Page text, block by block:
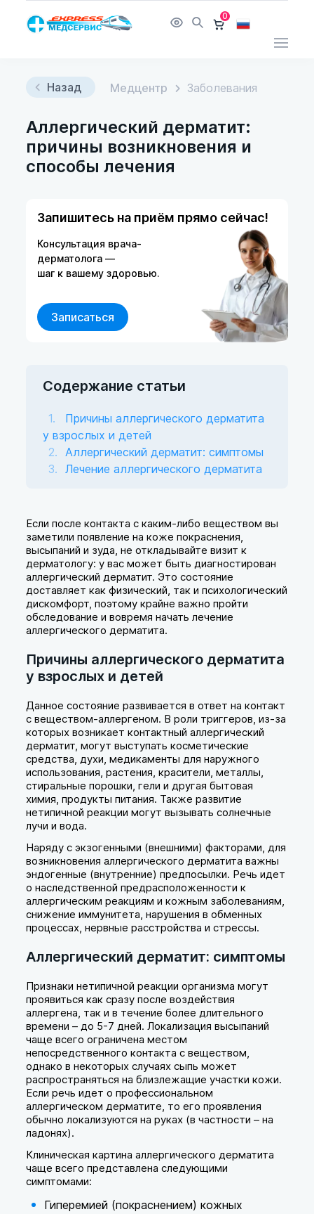
0
Назад Медцентр Заболевания
Аллергический дерматит:
причины возникновения и
способы лечения
Запишитесь на приём прямо сейчас!
Консультация врача-
дерматолога —
шаг к вашему здоровью.
Записаться
Содержание статьи
Причины аллергического дерматита
у взрослых и детей
Аллергический дерматит: симптомы
Лечение аллергического дерматита
Если после контакта с каким-либо веществом вы
заметили появление на коже покраснения,
высыпаний и зуда, не откладывайте визит к
дерматологу: у вас может быть диагностирован
аллергический дерматит. Это состояние
доставляет как физический, так и психологический
дискомфорт, поэтому крайне важно пройти
обследование и вовремя начать лечение
аллергического дерматита.
Причины аллергического дерматита
у взрослых и детей
Данное состояние развивается в ответ на контакт
с веществом-аллергеном. В роли триггеров, из-за
которых возникает контактный аллергический
дерматит, могут выступать косметические
средства, духи, медикаменты для наружного
использования, растения, красители, металлы,
стиральные порошки, гели и другая бытовая
химия, продукты питания. Также развитие
нетипичной реакции могут вызывать солнечные
лучи и вода.
Наряду с экзогенными (внешними) факторами, для
возникновения аллергического дерматита важны
эндогенные (внутренние) предпосылки. Речь идет
о наследственной предрасположенности к
аллергическим реакциям и кожным заболеваниям,
снижение иммунитета, нарушения в обменных
процессах, нервные расстройства и стрессы.
Аллергический дерматит: симптомы
Признаки нетипичной реакции организма могут
проявиться как сразу после воздействия
аллергена, так и в течение более длительного
времени – до 5-7 дней. Локализация высыпаний
чаще всего ограничена местом
непосредственного контакта с веществом,
однако в некоторых случаях сыпь может
распространяться на близлежащие участки кожи.
Если речь идет о профессиональном
аллергическом дерматите, то его проявления
обычно локализуются на руках (в частности – на
ладонях).
Клиническая картина аллергического дерматита
чаще всего представлена следующими
симптомами:
Гиперемией (покраснением) кожных